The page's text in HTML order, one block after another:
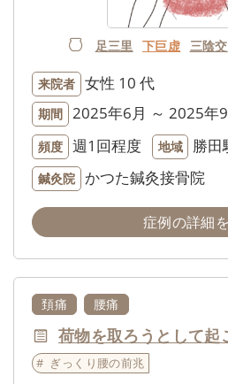
足三里 下巨虚 三陰交
来院者 女性 10 代
期間 2025年6月 ～ 2025年
頻度 週1回程度 地域 勝田
鍼灸院 かつた鍼灸接骨院
症例の詳細
頚痛 腰痛
荷物を取ろうとして起
ぎっくり腰の前兆